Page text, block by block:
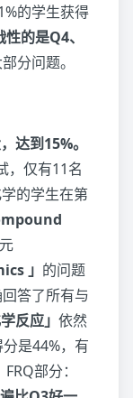
的学生获得
的是Q4、
分问题。
达到15%。
，仅有11名
的学生在第
」 的问题
答了所有与
学反应」 依然
是44%，有
部分：